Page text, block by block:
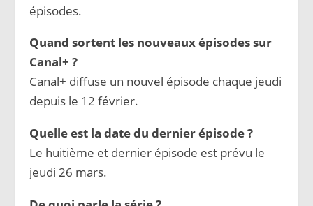
épisodes.
Quand sortent les nouveaux épisodes sur
Canal+ ?
Canal+ diffuse un nouvel épisode chaque jeudi
depuis le 12 février.
Quelle est la date du dernier épisode ?
Le huitième et dernier épisode est prévu le
jeudi 26 mars.